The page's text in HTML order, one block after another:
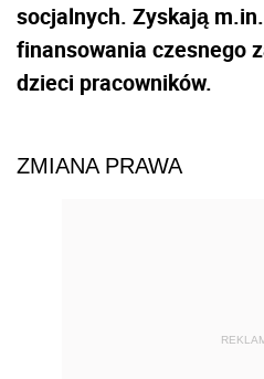
socjalnych. Zyskają
finansowania czesnego
dzieci pracowników.
ZMIANA PRAWA